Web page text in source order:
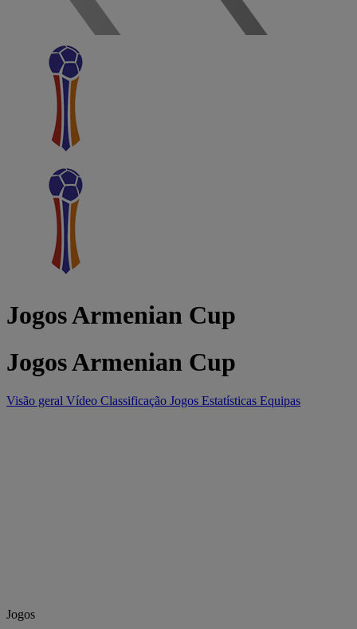
Jogos Armenian Cup
Jogos Armenian Cup
Visão geral Vídeo Classificação Jogos Estatísticas Equipas
Jogos